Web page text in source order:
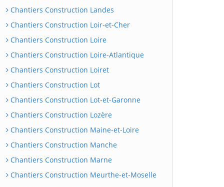
Chantiers Construction Landes
Chantiers Construction Loir-et-Cher
Chantiers Construction Loire
Chantiers Construction Loire-Atlantique
Chantiers Construction Loiret
Chantiers Construction Lot
Chantiers Construction Lot-et-Garonne
Chantiers Construction Lozère
Chantiers Construction Maine-et-Loire
Chantiers Construction Manche
Chantiers Construction Marne
Chantiers Construction Meurthe-et-Moselle